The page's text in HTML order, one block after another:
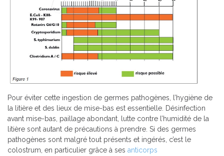
Pour éviter cette ingestion de germes pathogènes, l’hygiène de
la litière et des lieux de mise-bas est essentielle. Désinfection
avant mise-bas, paillage abondant, lutte contre l’humidité de la
litière sont autant de précautions à prendre. Si des germes
pathogènes sont malgré tout présents et ingérés, c’est le
colostrum, en particulier grâce à ses anticorps